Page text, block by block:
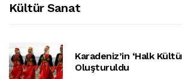
Kültür Sanat
Karadeniz’in ‘halk
Oluşturuldu